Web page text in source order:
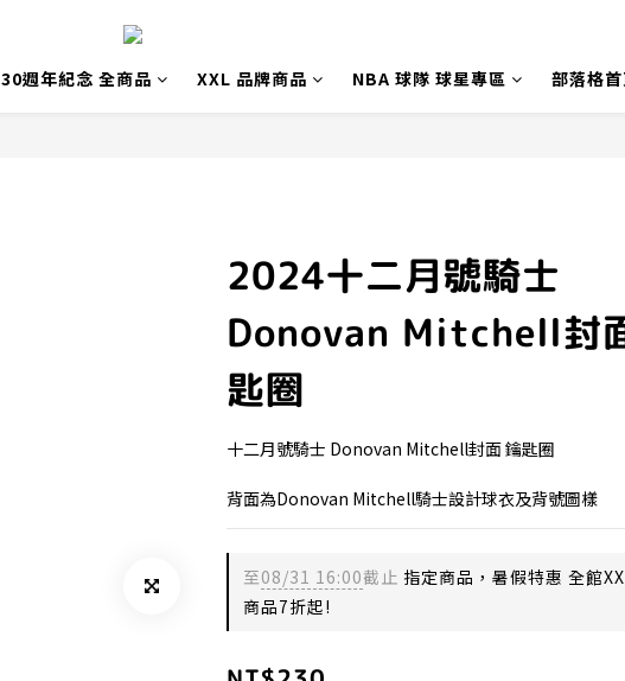
30週年紀念 全商品 XXL 品牌商品 NBA 球隊 球星專區 部落格首
2024十二月號騎士
Donovan Mitchell封
匙圈
十二月號騎士 Donovan Mitchell封面 鑰匙圈
背面為Donovan Mitchell騎士設計球衣及背號圖樣
至08/31 16:00截止 指定商品，暑假特惠 全館
商品7折起!